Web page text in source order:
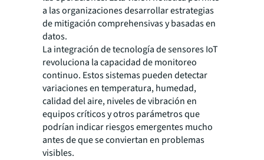
a las organizaciones desarrollar estrategias
de mitigación comprehensivas y basadas en
datos.
La integración de tecnología de sensores IoT
revoluciona la capacidad de monitoreo
continuo. Estos sistemas pueden detectar
variaciones en temperatura, humedad,
calidad del aire, niveles de vibración en
equipos críticos y otros parámetros que
podrían indicar riesgos emergentes mucho
antes de que se conviertan en problemas
visibles.